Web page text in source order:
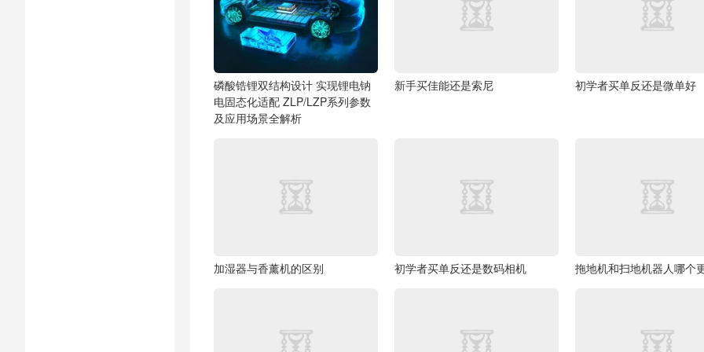
磷酸锆锂双结构设计 实现锂电钠
电固态化适配 ZLP/LZP系列参数
及应用场景全解析
新手买佳能还是索尼 初学者买单反还是微单好
加湿器与香薰机的区别 初学者买单反还是数码相机 拖地机和扫地机器人哪个